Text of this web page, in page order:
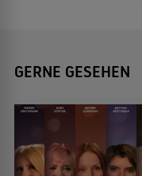
GERNE GESEHEN